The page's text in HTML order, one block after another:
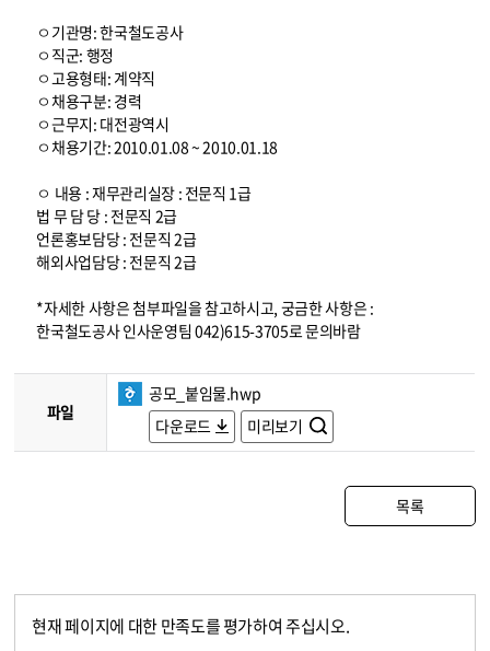
ㅇ기관명: 한국철도공사
ㅇ직군: 행정
ㅇ고용형태: 계약직
ㅇ채용구분: 경력
ㅇ근무지: 대전광역시
ㅇ채용기간: 2010.01.08 ~ 2010.01.18
ㅇ 내용 : 재무관리실장 : 전문직 1급
법 무 담 당 : 전문직 2급
언론홍보담당 : 전문직 2급
해외사업담당 : 전문직 2급
*자세한 사항은 첨부파일을 참고하시고, 궁금한 사항은 :
한국철도공사 인사운영팀 042)615-3705로 문의바람
파일
공모_붙임물.hwp
다운로드
미리보기
목록
현재 페이지에 대한 만족도를 평가하여 주십시오.